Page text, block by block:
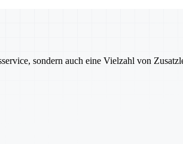
sondern auch eine Vielzahl von